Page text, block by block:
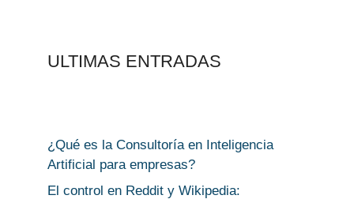
ULTIMAS ENTRADAS
¿Qué es la Consultoría en Inteligencia
Artificial para empresas?
El control en Reddit y Wikipedia: